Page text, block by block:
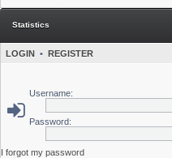
Statistics
LOGIN • REGISTER
Username:
Password:
I forgot my password